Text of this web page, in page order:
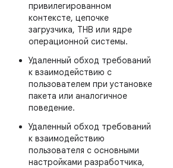
привилегированном
контексте, цепочке
загрузчика, THB или ядре
операционной системы.
Удаленный обход требований
к взаимодействию с
пользователем при установке
пакета или аналогичное
поведение.
Удаленный обход требований
к взаимодействию
пользователя с основными
настройками разработчика,